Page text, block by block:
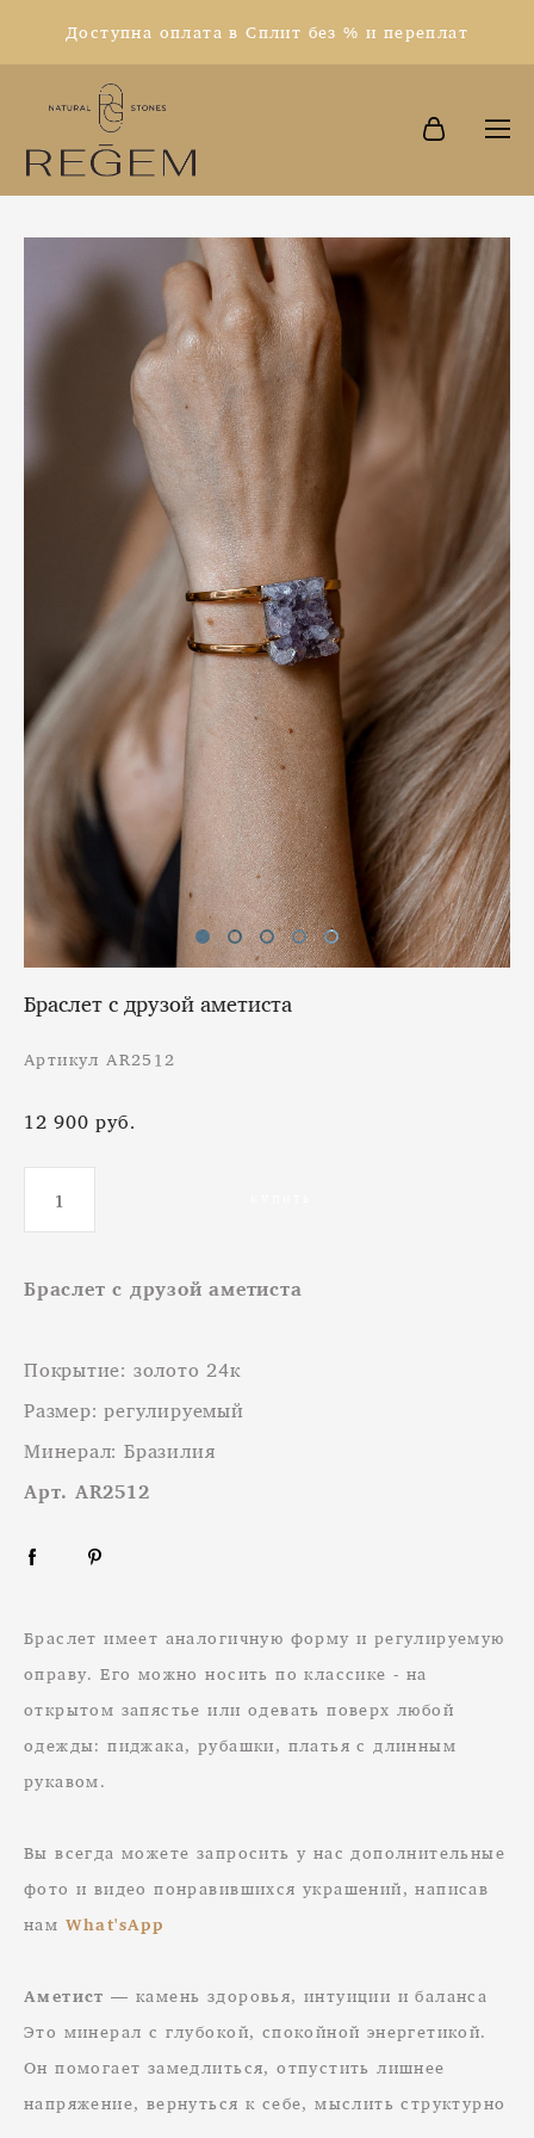
Доступна оплата в Сплит без % и переплат
Браслет с друзой аметиста
Артикул AR2512
12 900 pуб.
Браслет с друзой аметиста
Покрытие: золото 24к
Размер: регулируемый
Минерал: Бразилия
Арт. AR2512
Браслет имеет аналогичную форму и регулируемую
оправу. Его можно носить по классике - на
открытом запястье или одевать поверх любой
одежды: пиджака, рубашки, платья с длинным
рукавом.
Вы всегда можете запросить у нас дополнительные
фото и видео понравившихся украшений, написав
нам What'sApp
Аметист — камень здоровья, интуиции и баланса
Это минерал с глубокой, спокойной энергетикой.
Он помогает замедлиться, отпустить лишнее
напряжение, вернуться к себе, мыслить структурно